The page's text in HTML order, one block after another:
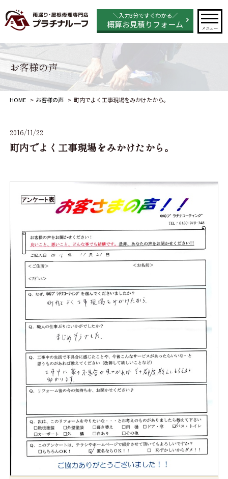
＼入力3分ですぐわかる／
概算お見積りフォーム メニュー
お客様の声
HOME お客様の声 町内でよく工事現場をみかけたから。
2016/11/22
町内でよく工事現場をみかけたから。